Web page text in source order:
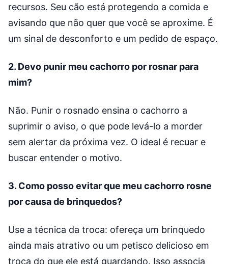
recursos. Seu cão está protegendo a comida e
avisando que não quer que você se aproxime. É
um sinal de desconforto e um pedido de espaço.
2. Devo punir meu cachorro por rosnar para
mim?
Não. Punir o rosnado ensina o cachorro a
suprimir o aviso, o que pode levá-lo a morder
sem alertar da próxima vez. O ideal é recuar e
buscar entender o motivo.
3. Como posso evitar que meu cachorro rosne
por causa de brinquedos?
Use a técnica da troca: ofereça um brinquedo
ainda mais atrativo ou um petisco delicioso em
troca do que ele está guardando. Isso associa